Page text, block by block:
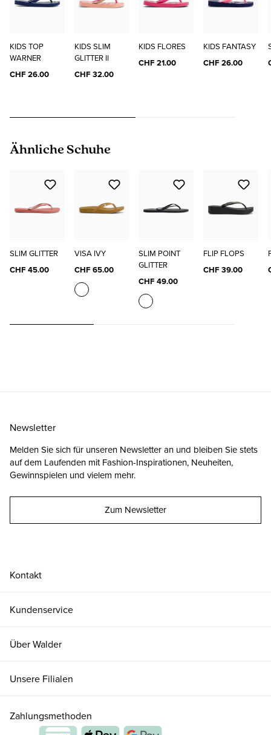
KIDS TOP
WARNER
CHF 26.00
KIDS SLIM
GLITTER II
CHF 32.00
KIDS FLORES
CHF 21.00
KIDS FANTASY
CHF 26.00
Produktgalerie überspringen
Ähnliche Schuhe
SLIM GLITTER
CHF 45.00
VISA IVY
CHF 65.00
SLIM POINT
GLITTER
CHF 49.00
FLIP FLOPS
CHF 39.00
Kontakt
Kundenservice
Über Walder
Unsere Filialen
Newsletter
Melden Sie sich für unseren Newsletter an und bleiben Sie stets
auf dem Laufenden mit Fashion-Inspirationen, Neuheiten,
Gewinnspielen und vielem mehr.
Zum Newsletter
Zahlungsmethoden